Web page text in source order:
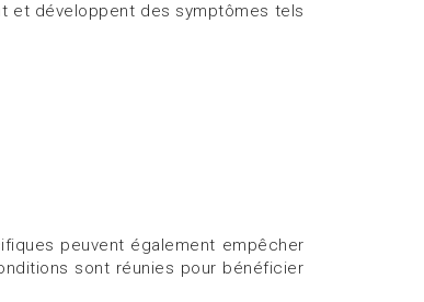
et développent des symptômes tels
peuvent également empêcher
sont réunies pour bénéficier